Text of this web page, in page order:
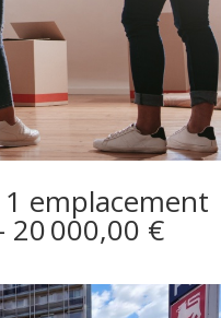
1 emplacement
000,00 €